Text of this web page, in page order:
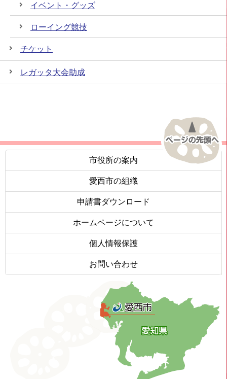
イベント・グッズ
ローイング競技
チケット
レガッタ大会助成
市役所の案内
愛西市の組織
申請書ダウンロード
ホームページについて
個人情報保護
お問い合わせ